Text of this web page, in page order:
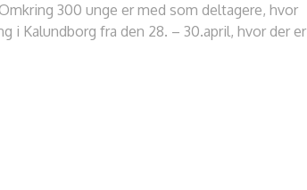
300 unge er med som deltagere, hvor
Kalundborg fra den 28. – 30.april, hvor der er